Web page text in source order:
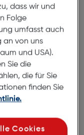
dass wir und
Folge
umfasst auch
an von uns
und USA).
Sie die
die für Sie
finden Sie
Cookies